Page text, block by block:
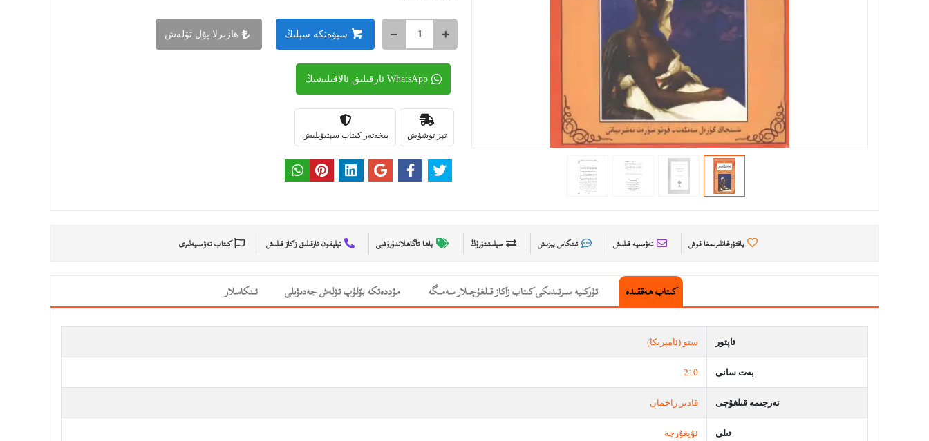
سېۋەتكە سېلىڭ ھازىرلا پۇل تۆلەش
WhatsApp ئارقىلىق ئالاقىلىشىڭ
تېز توشۇش بىخەتەر كىتاب سېتىۋېلىش
ياقتۇرغانلىرىمغا قوش تەۋسىيە قىلىش ئىنكاس يېزىش سېلىشتۇرۇڭ باھا ئاگاھلاندۇرۇشى تېلېفون ئارقىلىق زاكاز قىلىش كىتاب تەۋسىيەلىرى
كىتاب ھەققىدە تۈركىيە سىرتىدىكى كىتاب زاكاز قىلغۇچىلار سەمىگە مۇددەتكە بۆلۈپ تۆلەش جەدىۋىلى ئىنكاسلار
ئاپتور ستو (ئامېرىكا)
بەت سانى 210
تەرجىمە قىلغۇچى قادىر راخمان
تىلى ئۇيغۇرچە